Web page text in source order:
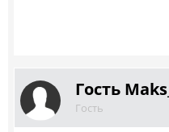
Гость Maks_
Гость